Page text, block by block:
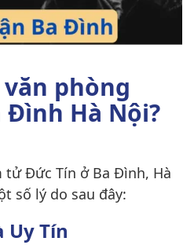
phòng
Hà Nội?
tử Đức Tín ở Ba Đình, Hà
số lý do sau đây:
Uy Tín